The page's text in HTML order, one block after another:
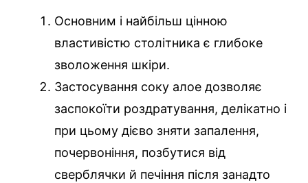
Основним і найбільш цінною
властивістю столітника є глибоке
зволоження шкіри.
Застосування соку алое дозволяє
заспокоїти роздратування, делікатно і
при цьому дієво зняти запалення,
почервоніння, позбутися від
сверблячки й печіння після занадто